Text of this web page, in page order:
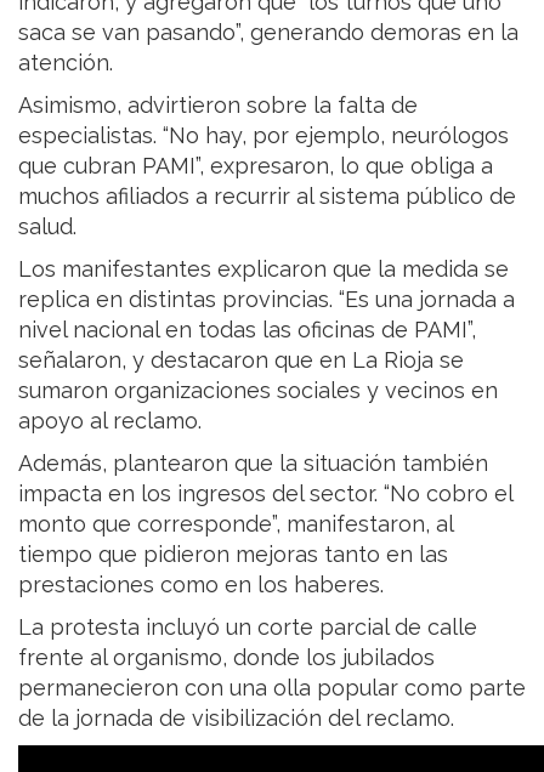
saca se van pasando”, generando demoras en la
atención.
Asimismo, advirtieron sobre la falta de
especialistas. “No hay, por ejemplo, neurólogos
que cubran PAMI”, expresaron, lo que obliga a
muchos afiliados a recurrir al sistema público de
salud.
Los manifestantes explicaron que la medida se
replica en distintas provincias. “Es una jornada a
nivel nacional en todas las oficinas de PAMI”,
señalaron, y destacaron que en La Rioja se
sumaron organizaciones sociales y vecinos en
apoyo al reclamo.
Además, plantearon que la situación también
impacta en los ingresos del sector. “No cobro el
monto que corresponde”, manifestaron, al
tiempo que pidieron mejoras tanto en las
prestaciones como en los haberes.
La protesta incluyó un corte parcial de calle
frente al organismo, donde los jubilados
permanecieron con una olla popular como parte
de la jornada de visibilización del reclamo.